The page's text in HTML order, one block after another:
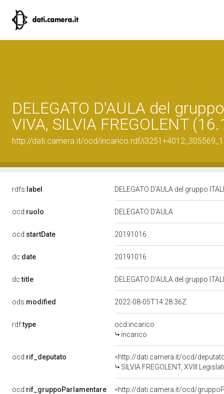
DELEGATO D'AULA del
VIVA, SILVIA FREGOLENT
http://dati.camera.it/ocd/incarico.rdf/
rdfs: label DELEGATO D'AULA del gruppo
ocd:ruolo DELEGATO D'AULA
ocd:startDate 20191016
dc:date 20191016
dc:title DELEGATO D'AULA del gruppo
ods:modified 2022-08-05T14:28:36Z
rdf:type
ocd:incarico
incarico
ocd:rif_deputato
<http://dati.camera.it/ocd/
SILVIA FREGOLENT, XVIII
ocd:rif_gruppoParlamentare
<http://dati.camera.it/ocd/